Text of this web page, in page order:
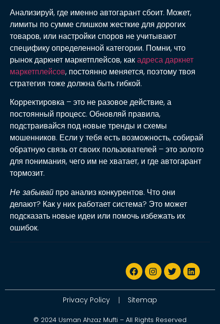
Анализируй, где именно автогарант сбоит. Может,
лимиты по сумме слишком жесткие для дорогих
товаров, или настройки споров не учитывают
специфику определенной категории. Помни, что
рынок даркнет маркетплейсов, какадреса даркнет
маркетплейсов, постоянно меняется, поэтому твоя
стратегия тоже должна быть гибкой.
Корректировка – это не разовое действие, а
постоянный процесс. Обновляй правила,
подстраивайся под новые тренды и схемы
мошенников. Если у тебя есть возможность, собирай
обратную связь от своих пользователей – это золото
для понимания, чего им не хватает, и где автогарант
тормозит.
Не забывай про анализ конкурентов. Что они
делают? Как у них работает система? Это может
подсказать новые идеи или помочь избежать их
ошибок.
© 2024 Usman Ahzaz Mufti – All Rights Reserved
Privacy Policy Sitemap